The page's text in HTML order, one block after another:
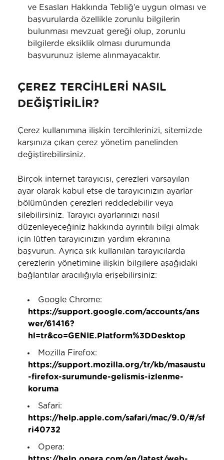
ve Esasları Hakkında Tebliğ’e uygun olması ve
başvurularda özellikle zorunlu bilgilerin
bulunması mevzuat gereği olup, zorunlu
bilgilerde eksiklik olması durumunda
başvurunuz işleme alınmayacaktır.
ÇEREZ TERCİHLERİ NASIL
DEĞİŞTİRİLİR?
Çerez kullanımına ilişkin tercihlerinizi, sitemizde
karşınıza çıkan çerez yönetim panelinden
değiştirebilirsiniz.
Birçok internet tarayıcısı, çerezleri varsayılan
ayar olarak kabul etse de tarayıcınızın ayarlar
bölümünden çerezleri reddedebilir veya
silebilirsiniz. Tarayıcı ayarlarınızı nasıl
düzenleyeceğiniz hakkında ayrıntılı bilgi almak
için lütfen tarayıcınızın yardım ekranına
başvurun. Ayrıca sık kullanılan tarayıcılarda
çerezlerin yönetimine ilişkin bilgilere aşağıdaki
bağlantılar aracılığıyla erişebilirsiniz:
Google Chrome:
https://support.google.com/accounts/ans
wer/61416?
hl=tr&co=GENIE.Platform%3DDesktop
Mozilla Firefox:
https://support.mozilla.org/tr/kb/masaustu
-firefox-surumunde-gelismis-izlenme-
koruma
Safari:
https://help.apple.com/safari/mac/9.0/#/sf
ri40732
Opera: